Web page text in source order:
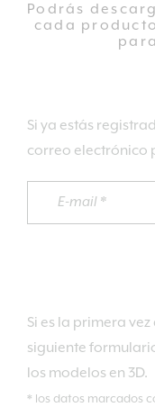
Podrás
cada
Si ya estás
correo electrónico
Si es la primera
siguiente
los modelos en 3D.
* los datos marcados